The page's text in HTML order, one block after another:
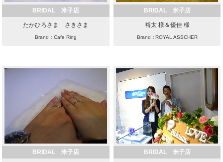
BRIDAL 米子店
たかひろさま さきさま
Brand：Cafe Ring
BRIDAL 米子店
裕太 様＆優佳 様
Brand：ROYAL ASSCHER
BRIDAL 米子店 BRIDAL 米子店